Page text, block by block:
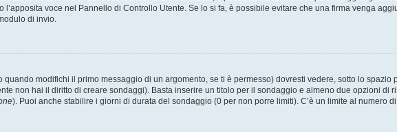
voce nel Pannello di Controllo Utente. Se lo si fa, è possibile evitare che una firma venga
di invio.
modifichi il primo messaggio di un argomento, se ti è permesso) dovresti vedere, sotto lo spazio
non hai il diritto di creare sondaggi). Basta inserire un titolo per il sondaggio e almeno due opzioni di
). Puoi anche stabilire i giorni di durata del sondaggio (0 per non porre limiti). C’è un limite al numero